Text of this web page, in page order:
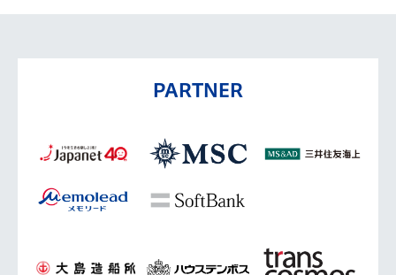
PARTNER